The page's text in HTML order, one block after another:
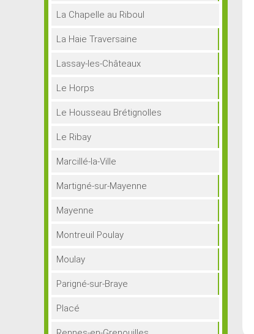
La Chapelle au Riboul
La Haie Traversaine
Lassay-les-Châteaux
Le Horps
Le Housseau Brétignolles
Le Ribay
Marcillé-la-Ville
Martigné-sur-Mayenne
Mayenne
Montreuil Poulay
Moulay
Parigné-sur-Braye
Placé